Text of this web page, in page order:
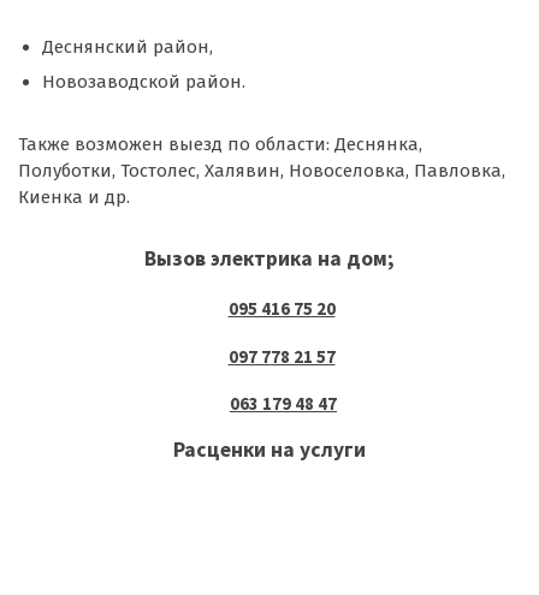
Деснянский район,
Новозаводской район.
Также возможен выезд по области: Деснянка,
Полуботки, Тостолес, Халявин, Новоселовка, Павловка,
Киенка и др.
Вызов электрика на дом;
095 416 75 20
097 778 21 57
063 179 48 47
Расценки на услуги